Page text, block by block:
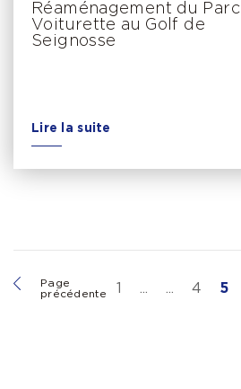
Réaménagement du Parc
Voiturette au Golf de
Seignosse
Lire la suite
Page
précédente
1 ... ... 4 5